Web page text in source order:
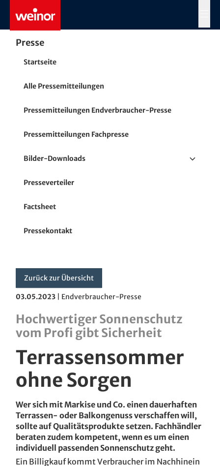
Skip to main content
Presse
Startseite
Alle Pressemitteilungen
Pressemitteilungen Endverbraucher-Presse
Pressemitteilungen Fachpresse
Bilder-Downloads
Terrassen- / Balkonmarkisen
Fenster- und Senkrecht-Markisen
Wintergarten-Markisen
Glasoase
Terrassendach
Zubehör
Unternehmen
Presseverteiler
Factsheet
Pressekontakt
Zurück zur Übersicht
03.05.2023 Endverbraucher-Presse
Hochwertiger Sonnenschutz
vom Profi gibt Sicherheit
Terrassensommer
ohne Sorgen
Wer sich mit Markise und Co. einen dauerhaften
Terrassen- oder Balkongenuss verschaffen will,
sollte auf Qualitätsprodukte setzen. Fachhändler
beraten zudem kompetent, wenn es um einen
individuell passenden Sonnenschutz geht.
Ein Billigkauf kommt Verbraucher im Nachhinein